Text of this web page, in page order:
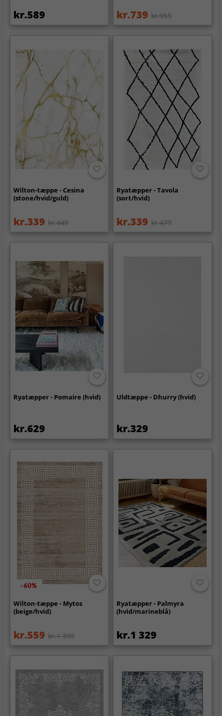
kr.589 kr.739 kr.959
Wilton-tæppe - Cesina
(stone/hvid/guld)
kr.339 kr.449
Ryatæpper - Tavola
(sort/hvid)
kr.339 kr.479
Ryatæpper - Pomaire (hvid)
kr.629
Uldtæppe - Dhurry (hvid)
kr.329
-60%
Wilton-tæppe - Mytos
(beige/hvid)
kr.559 kr.1 399
Ryatæpper - Palmyra
(hvid/marineblå)
kr.1 329